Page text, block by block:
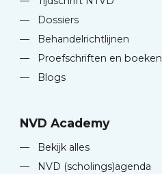
—
Dossiers
—
Behandelrichtlijnen
—
Proefschriften en boeken
—
Blogs
NVD Academy
—
Bekijk alles
—
NVD (scholings)agenda